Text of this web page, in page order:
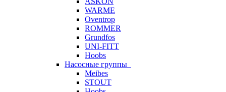
WARME
Oventrop
ROMMER
Grundfos
UNI-FITT
Hoobs
Насосные группы
Meibes
STOUT